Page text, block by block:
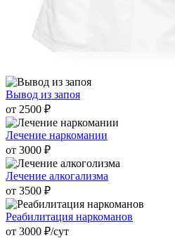
Вывод из запоя
от 2500 ₽
Лечение наркомании
от 3000 ₽
Лечение алкогализма
от 3500 ₽
Реабилитация наркоманов
от 3000 ₽/cут